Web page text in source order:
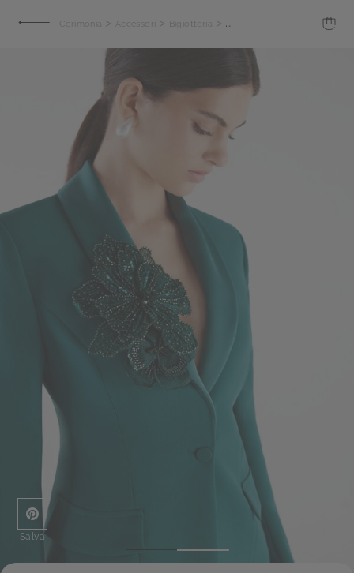
Cerimonia > Accessori > Bigiotteria > Clip fiore con magnete
Salva